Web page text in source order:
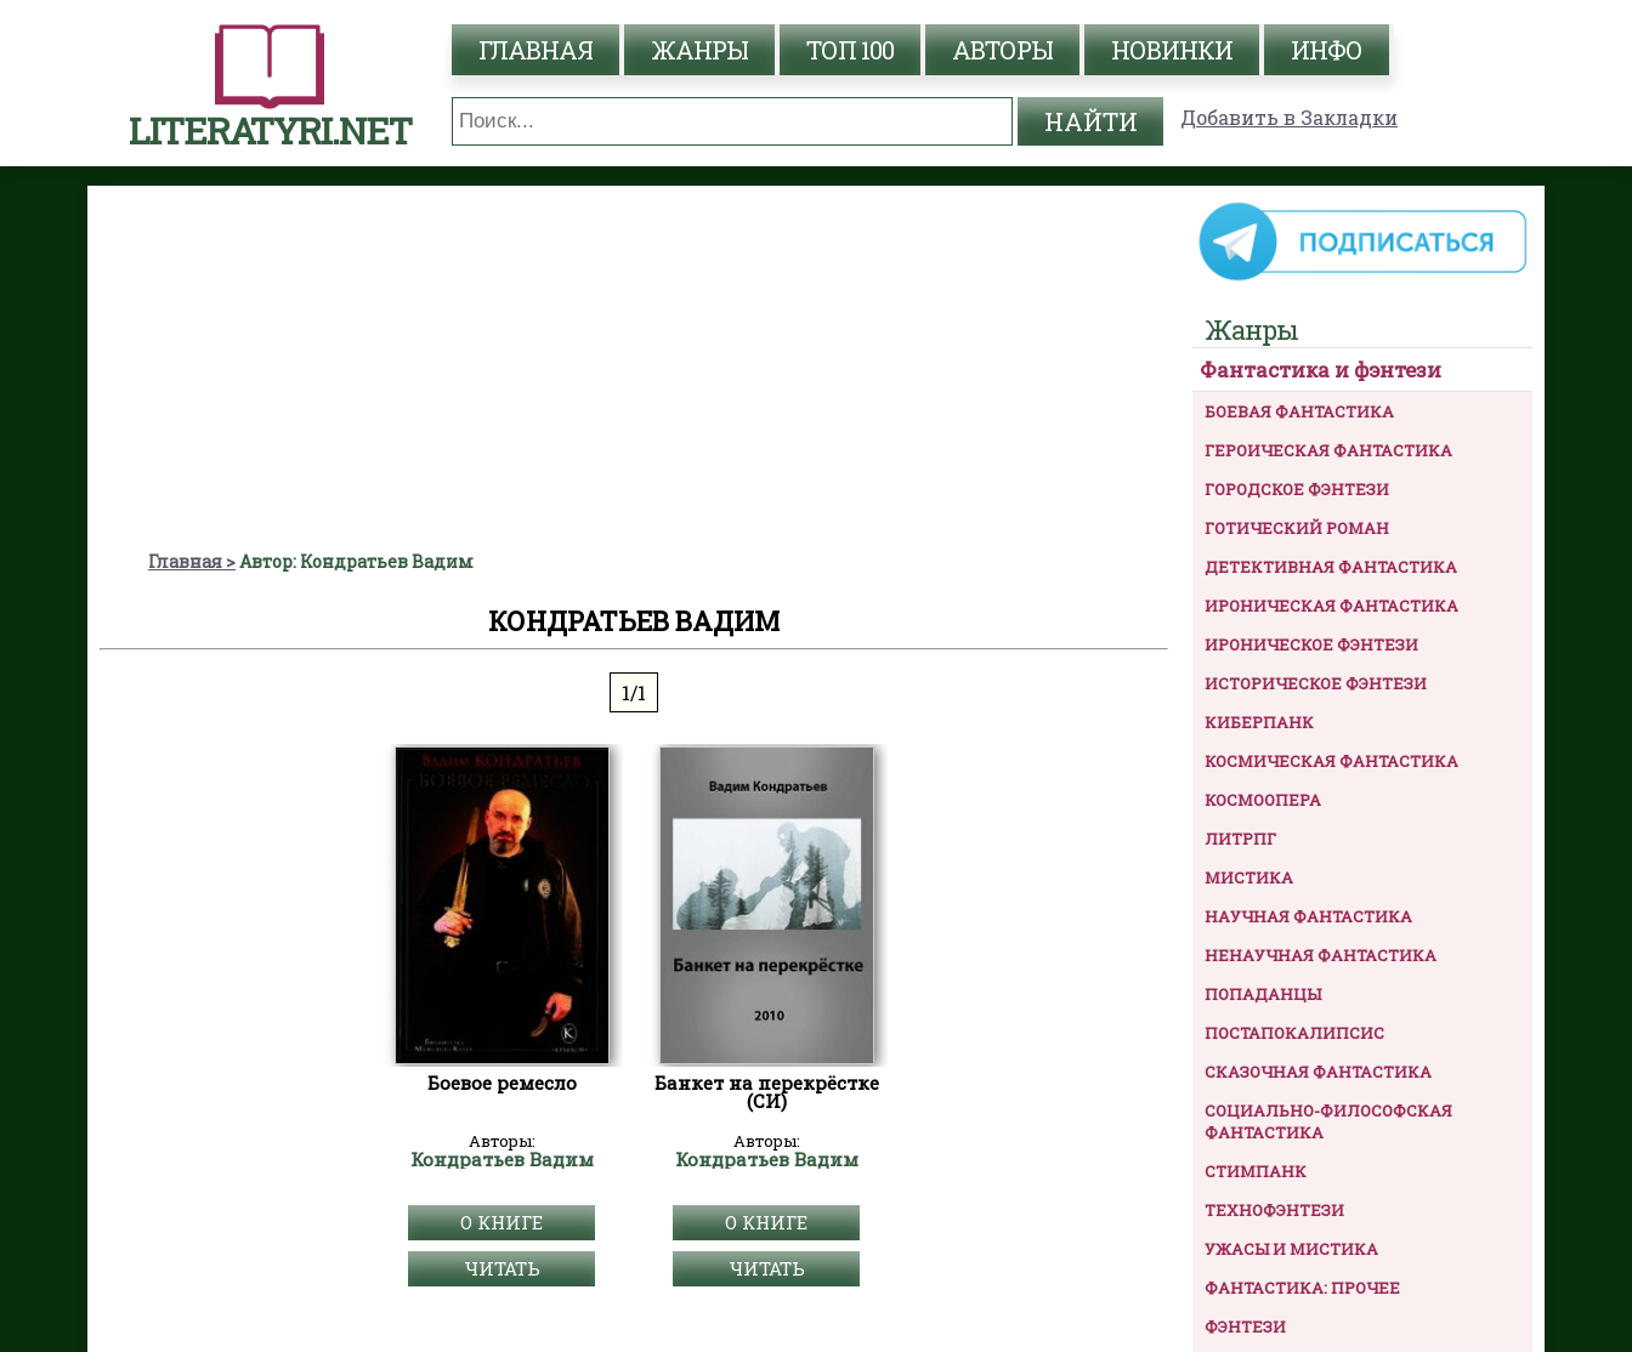
LITERATYRI.NET
ГЛАВНАЯ ЖАНРЫ ТОП 100 АВТОРЫ НОВИНКИ ИНФО
Добавить в Закладки
Главная Автор: Кондратьев Вадим
КОНДРАТЬЕВ ВАДИМ
1/1
Боевое ремесло
Авторы:
Кондратьев Вадим
О КНИГЕ
ЧИТАТЬ
Банкет на перекрёстке
(СИ)
Авторы:
Кондратьев Вадим
О КНИГЕ
ЧИТАТЬ
Жанры
Фантастика и фэнтези
БОЕВАЯ ФАНТАСТИКА
ГЕРОИЧЕСКАЯ ФАНТАСТИКА
ГОРОДСКОЕ ФЭНТЕЗИ
ГОТИЧЕСКИЙ РОМАН
ДЕТЕКТИВНАЯ ФАНТАСТИКА
ИРОНИЧЕСКАЯ ФАНТАСТИКА
ИРОНИЧЕСКОЕ ФЭНТЕЗИ
ИСТОРИЧЕСКОЕ ФЭНТЕЗИ
КИБЕРПАНК
КОСМИЧЕСКАЯ ФАНТАСТИКА
КОСМООПЕРА
ЛИТРПГ
МИСТИКА
НАУЧНАЯ ФАНТАСТИКА
НЕНАУЧНАЯ ФАНТАСТИКА
ПОПАДАНЦЫ
ПОСТАПОКАЛИПСИС
СКАЗОЧНАЯ ФАНТАСТИКА
СОЦИАЛЬНО-ФИЛОСОФСКАЯ
ФАНТАСТИКА
СТИМПАНК
ТЕХНОФЭНТЕЗИ
УЖАСЫ И МИСТИКА
ФАНТАСТИКА: ПРОЧЕЕ
ФЭНТЕЗИ